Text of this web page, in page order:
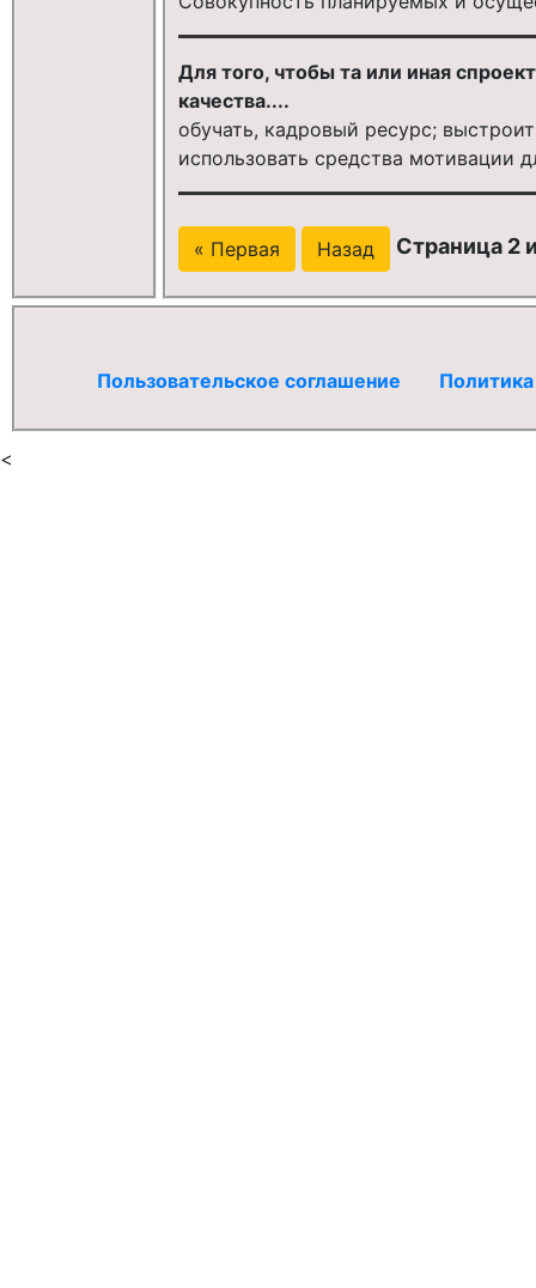
Для того, чтобы та или иная
качества....
обучать, кадровый ресурс;
использовать средства мотивации
« Первая Назад Страница 2
Пользовательское соглашение
<